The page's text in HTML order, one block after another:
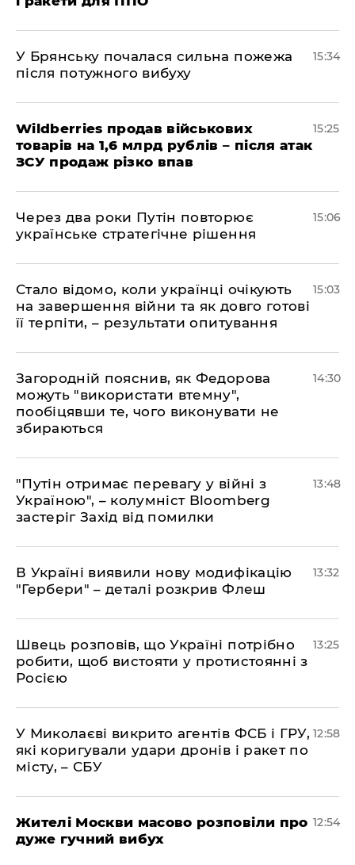
У Брянську почалася сильна пожежа
після потужного вибуху
15:34
Wildberries продав військових
товарів на 1,6 млрд рублів – після атак
ЗСУ продаж різко впав
15:25
Через два роки Путін повторює
українське стратегічне рішення
15:06
Стало відомо, коли українці очікують
на завершення війни та як довго готові
її терпіти, – результати опитування
15:03
Загородній пояснив, як Федорова
можуть "використати втемну",
пообіцявши те, чого виконувати не
збираються
14:30
"Путін отримає перевагу у війні з
Україною", – колумніст Bloomberg
застеріг Захід від помилки
13:48
В Україні виявили нову модифікацію
"Гербери" – деталі розкрив Флеш
13:32
Швець розповів, що Україні потрібно
робити, щоб вистояти у протистоянні з
Росією
13:25
У Миколаєві викрито агентів ФСБ і ГРУ,
які коригували удари дронів і ракет по
місту, – СБУ
12:58
Жителі Москви масово розповіли про
дуже гучний вибух
12:54